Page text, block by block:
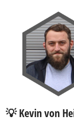
💡 Kevin von